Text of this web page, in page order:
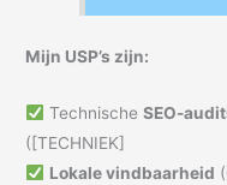
Mijn USP’s zijn:
Technische SEO-
([TECHNIEK]
Lokale vindbaarheid